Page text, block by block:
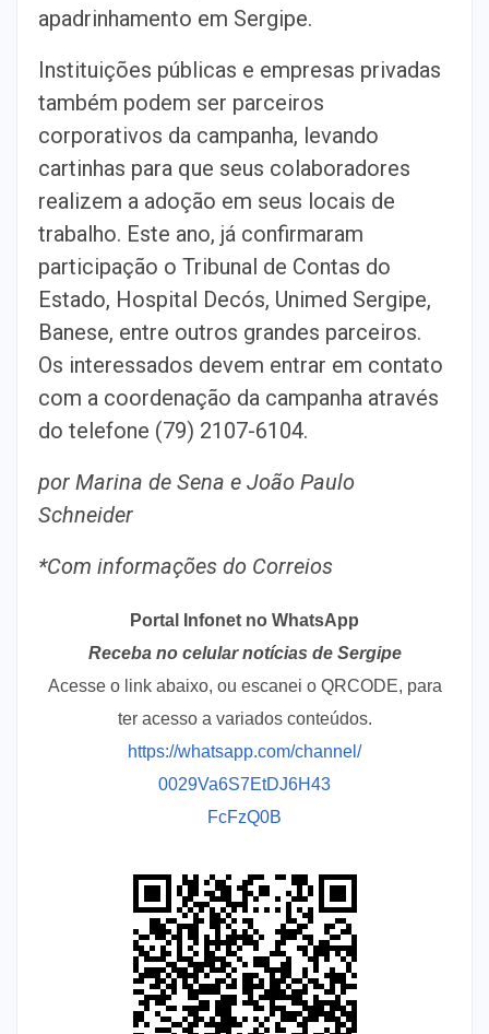
apadrinhamento em Sergipe.
Instituições públicas e empresas privadas
também podem ser parceiros
corporativos da campanha, levando
cartinhas para que seus colaboradores
realizem a adoção em seus locais de
trabalho. Este ano, já confirmaram
participação o Tribunal de Contas do
Estado, Hospital Decós, Unimed Sergipe,
Banese, entre outros grandes parceiros.
Os interessados devem entrar em contato
com a coordenação da campanha através
do telefone (79) 2107-6104.
por Marina de Sena e João Paulo
Schneider
*Com informações do Correios
Portal Infonet no WhatsApp
Receba no celular notícias de Sergipe
Acesse o link abaixo, ou escanei o QRCODE, para
ter acesso a variados conteúdos.
https://whatsapp.com/channel/
0029Va6S7EtDJ6H43
FcFzQ0B